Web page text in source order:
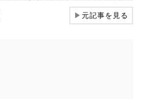
▶元記事を見る